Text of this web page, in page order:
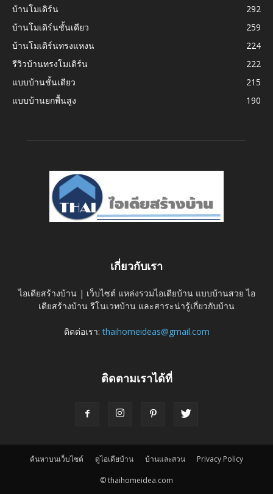
บ้านโมเดิร์น
292
บ้านโมเดิร์นชั้นเดียว
259
บ้านโมเดิร์นทรงแหงน
224
รีวิวบ้านทรงโมเดิร์น
222
แบบบ้านชั้นเดียว
215
แบบบ้านยกพื้นสูง
190
เกี่ยวกับเรา
ไอเดียสร้างบ้าน | เว็บไซต์ แหล่งรวมไอเดียบ้าน แบบบ้านสวย ไอ
เดียสร้างบ้าน รีโนเวทบ้าน และสาระน่ารู้เกี่ยวกับบ้าน
ติดต่อเรา:thaihomeideas@gmail.com
ติดตามเราได้ที่
ค้นหาบนเว็บไซต์ ดูไอเดียบ้าน บ้านและสวน Privacy Policy
© thaihomeidea.com